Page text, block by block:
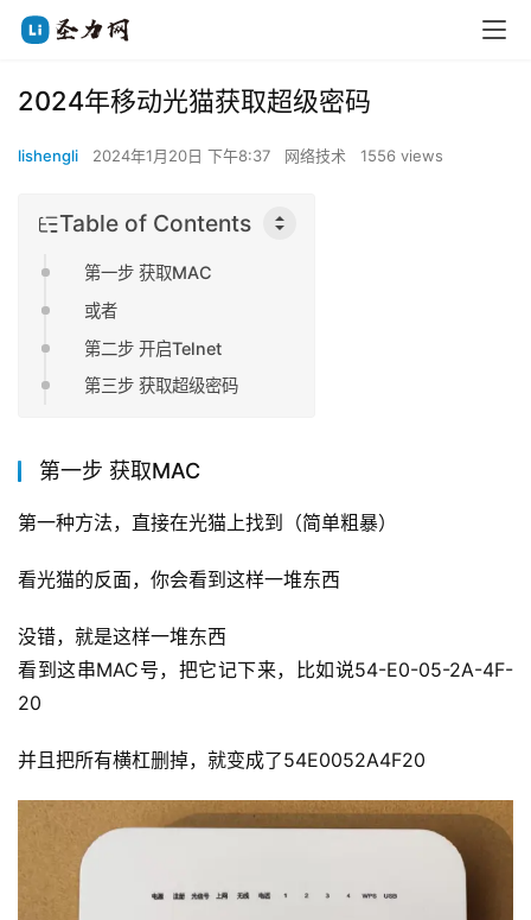
2024年移动光猫获取超级密码
lishengli 2024年1月20日 下午8:37 网络技术 1556 views
Table of Contents
第一步 获取MAC
或者
第二步 开启Telnet
第三步 获取超级密码
第一步 获取MAC
第一种方法，直接在光猫上找到（简单粗暴）
看光猫的反面，你会看到这样一堆东西
没错，就是这样一堆东西
看到这串MAC号，把它记下来，比如说54-E0-05-2A-4F-
20
并且把所有横杠删掉，就变成了54E0052A4F20